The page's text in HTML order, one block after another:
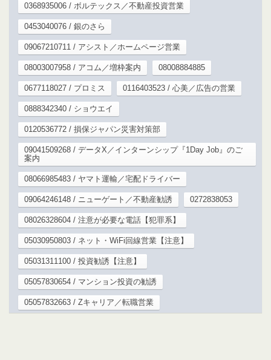
0368935006 / ボルテックス／不動産投資営業
0453040076 / 銀のさら
09067210711 / アシスト／ホームページ営業
08003007958 / アコム／増枠案内 08008884885
0677118027 / プロミス 0116403523 / 心美／広告の営業
0888342340 / ショウエイ
0120536772 / 損保ジャパン災害対策部
09041509268 / データX／インターンシップ『1Day Job』のご
案内
08066985483 / ヤマト運輸／宅配ドライバー
09064246148 / ニューゲート／不動産勧誘 0272838053
08026328604 / 注意が必要な電話【犯罪系】
05030950803 / ネット・WiFi回線営業【注意】
05031311100 / 投資勧誘【注意】
05057830654 / マンション投資の勧誘
05057832663 / Zキャリア／転職営業